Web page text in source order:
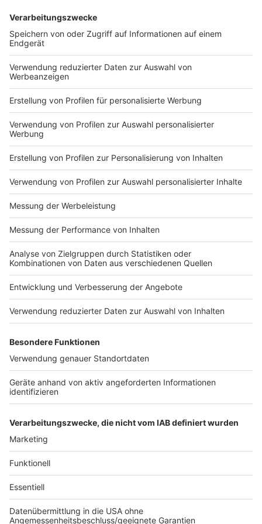
Bist du dafür, dass es Präsenz- und
Onlineunterricht an unseren Schulen
gibt?
Ja, ich bin voll dafür
Ja, ich bin eher dafür
Unentschieden
Nein, ich bin eher dagegen
Diskutiere mit auf Facebook
Anzeige
Anzeige
Verpasse keine News
Wir berichten über alle News und Ereignisse in der
RADIO RST-Region in unserem Liveticker. Verpasse
keine Meldungen. Immer live und aktuell.Der RADIO
Anzeige